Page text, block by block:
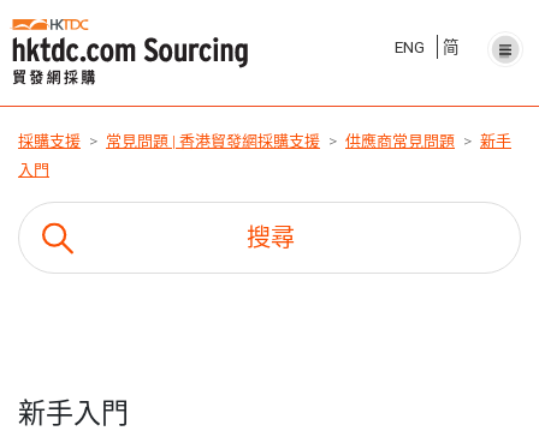
ENG 简
採購支援 常見問題 | 香港貿發網採購支援 供應商常見問題
新手
入門
新手入門